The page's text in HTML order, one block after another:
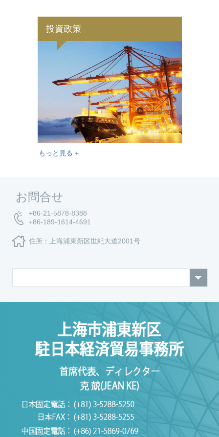
投資政策
もっと見る +
お問合せ
+86-21-5878-8388
+86-189-1614-4691
住所：上海浦東新区世紀大道2001号